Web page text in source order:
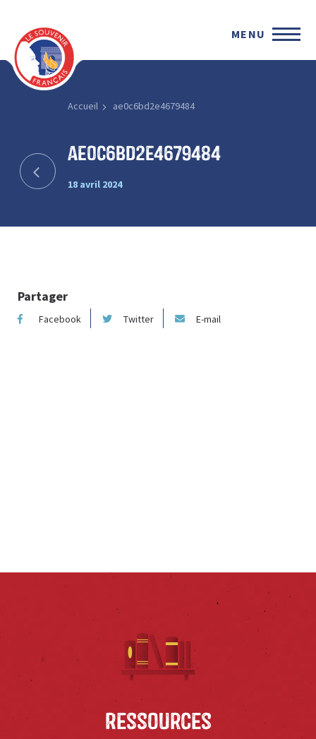
MENU
Accueil ae0c6bd2e4679484
ae0c6bd2e4679484
18 avril 2024
Partager
Facebook Twitter E-mail
Ressources